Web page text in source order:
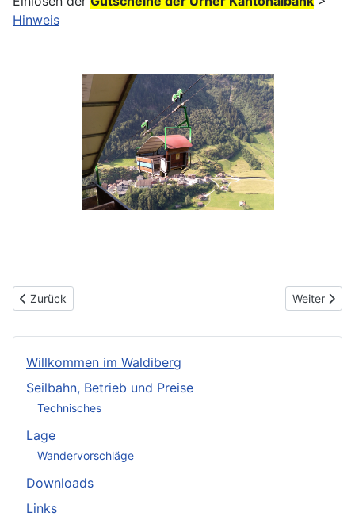
Willkommen im Waldiberg
Seilbahn, Betrieb und Preise
Technisches
Lage
Wandervorschläge
Downloads
Links
Hinweis
Vorheriger Beitrag: Kontakt
Zurück Nächster
Weiter